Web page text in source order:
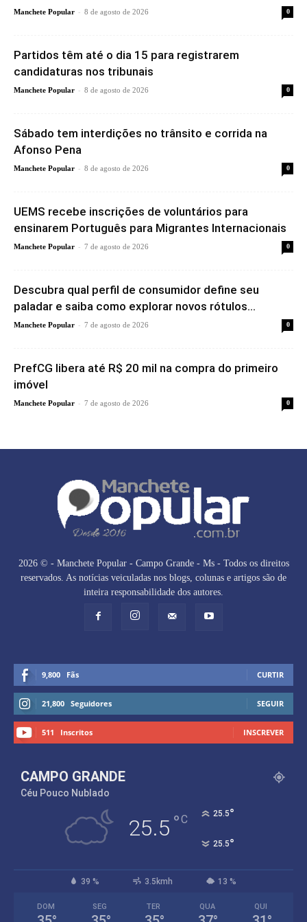
Manchete Popular - 8 de agosto de 2026 0
Partidos têm até o dia 15 para registrarem
candidaturas nos tribunais
Manchete Popular - 8 de agosto de 2026 0
Sábado tem interdições no trânsito e corrida na
Afonso Pena
Manchete Popular - 8 de agosto de 2026 0
UEMS recebe inscrições de voluntários para
ensinarem Português para Migrantes Internacionais
Manchete Popular - 7 de agosto de 2026 0
Descubra qual perfil de consumidor define seu
paladar e saiba como explorar novos rótulos...
Manchete Popular - 7 de agosto de 2026 0
PrefCG libera até R$ 20 mil na compra do primeiro
imóvel
Manchete Popular - 7 de agosto de 2026 0
2026 © - Manchete Popular - Campo Grande - Ms - Todos os direitos
reservados. As notícias veiculadas nos blogs, colunas e artigos são de
inteira responsabilidade dos autores.
9,800 Fãs CURTIR
21,800 Seguidores SEGUIR
511 Inscritos INSCREVER
CAMPO GRANDE
Céu Pouco Nublado
25.5 °C 25.5°
25.5°
39 % 3.5kmh 13 %
DOM SEG TER QUA QUI